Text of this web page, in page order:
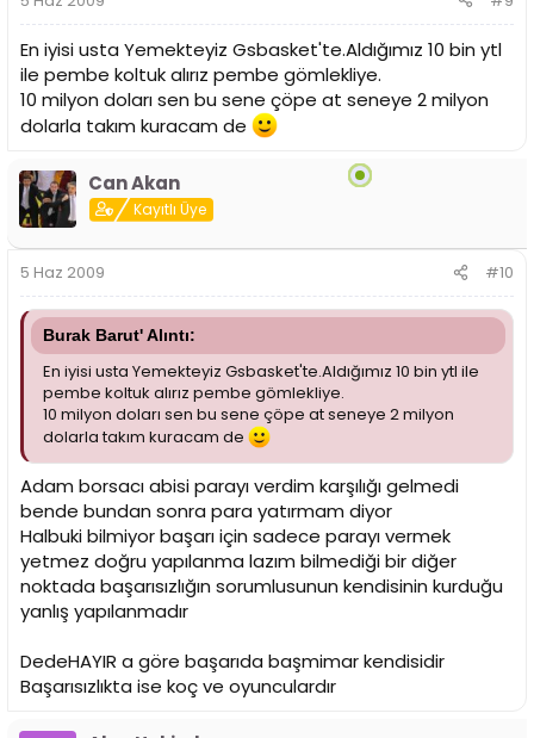
En iyisi usta Yemekteyiz Gsbasket'te.Aldığımız 10 bin ytl
ile pembe koltuk alırız pembe gömlekliye.
10 milyon doları sen bu sene çöpe at seneye 2 milyon
dolarla takım kuracam de
Can Akan
Kayıtlı Üye
5 Haz 2009 #10
Burak Barut' Alıntı:
En iyisi usta Yemekteyiz Gsbasket'te.Aldığımız 10 bin ytl ile
pembe koltuk alırız pembe gömlekliye.
10 milyon doları sen bu sene çöpe at seneye 2 milyon
dolarla takım kuracam de
Adam borsacı abisi parayı verdim karşılığı gelmedi
bende bundan sonra para yatırmam diyor
Halbuki bilmiyor başarı için sadece parayı vermek
yetmez doğru yapılanma lazım bilmediği bir diğer
noktada başarısızlığın sorumlusunun kendisinin kurduğu
yanlış yapılanmadır
DedeHAYIR a göre başarıda başmimar kendisidir
Başarısızlıkta ise koç ve oyunculardır